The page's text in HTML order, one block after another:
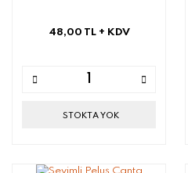
48,00 TL + KDV
STOKTA YOK